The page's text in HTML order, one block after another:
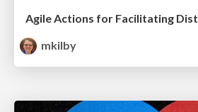
mkilby